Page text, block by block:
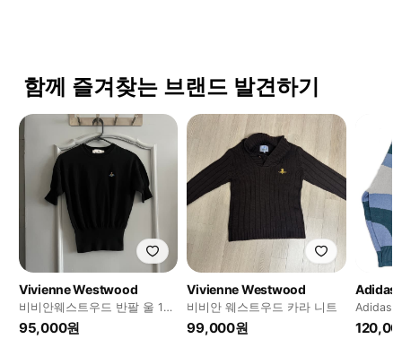
함께 즐겨찾는 브랜드 발견하기
Vivienne Westwood
비비안웨스트우드 반팔 울 100
니트 s사이즈
95,000원
Vivienne Westwood
비비안 웨스트우드 카라 니트
99,000원
Adidas
Adidas